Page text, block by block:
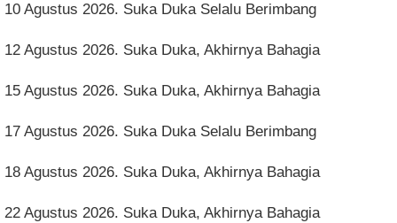
10 Agustus 2026. Suka Duka Selalu Berimbang
12 Agustus 2026. Suka Duka, Akhirnya Bahagia
15 Agustus 2026. Suka Duka, Akhirnya Bahagia
17 Agustus 2026. Suka Duka Selalu Berimbang
18 Agustus 2026. Suka Duka, Akhirnya Bahagia
22 Agustus 2026. Suka Duka, Akhirnya Bahagia